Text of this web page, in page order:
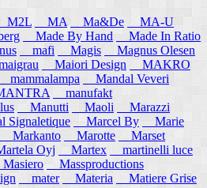
M2L MA Ma&De
MA-U
Made By Hand
Made In Ratio
mafi Magis
Magnus Olesen
Maiori Design
MAKRO
mammalampa
Mandal Veveri
manufakt
Manutti Maoli
Marazzi
Signaletique Marcel By
Marie
Markanto Marotte
Marset
Oyj Martex
martinelli luce
Massproductions
mater Materia
Matiere Grise